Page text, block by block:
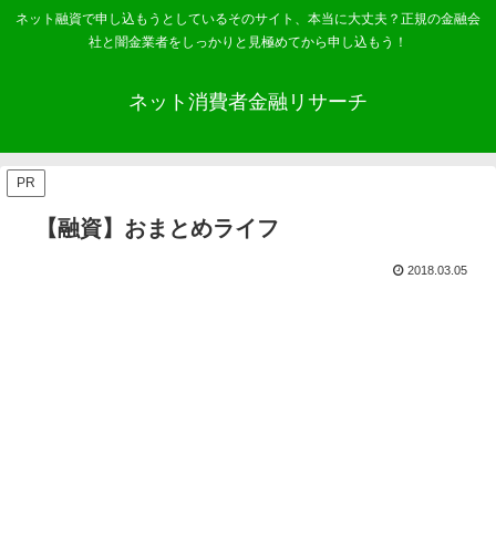
ネット融資で申し込もうとしているそのサイト、本当に大丈夫？正規の金融会
社と闇金業者をしっかりと見極めてから申し込もう！
ネット消費者金融リサーチ
PR
【融資】おまとめライフ
2018.03.05